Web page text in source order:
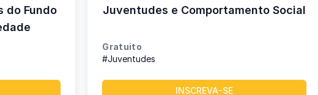
do Fundo
Juventudes e Comportamento Social
Gratuito
#Juventudes
INSCREVA-SE